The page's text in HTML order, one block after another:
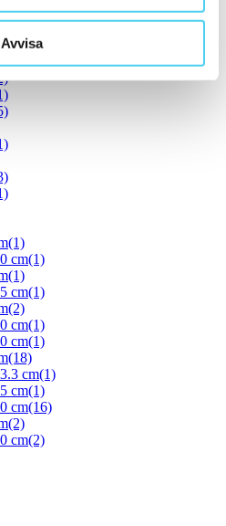
Avvisa
cm(16)
(1)
(1)
cm(1)
(1)
cm(1)
(2)
cm(1)
cm(1)
(18)
cm(1)
cm(1)
cm(16)
(2)
cm(2)